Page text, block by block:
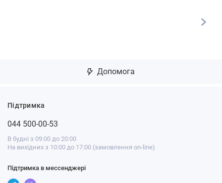
Допомога
Підтримка
044 500-00-53
В будні з 09:00 до 20:00
На вихідних з 10:00 до 17:00 (замовлення on-line)
Підтримка в мессенджері